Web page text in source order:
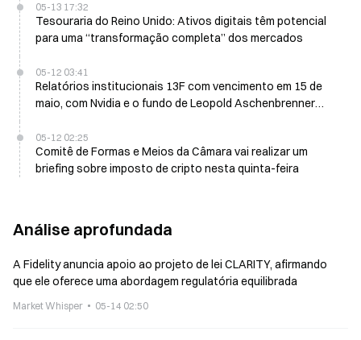
05-13 17:32
Tesouraria do Reino Unido: Ativos digitais têm potencial
para uma “transformação completa” dos mercados
05-12 03:41
Relatórios institucionais 13F com vencimento em 15 de
maio, com Nvidia e o fundo de Leopold Aschenbrenner
05-12 02:25
Comitê de Formas e Meios da Câmara vai realizar um
briefing sobre imposto de cripto nesta quinta-feira
Análise aprofundada
A Fidelity anuncia apoio ao projeto de lei CLARITY, afirmando
que ele oferece uma abordagem regulatória equilibrada
Market Whisper 05-14 02:50